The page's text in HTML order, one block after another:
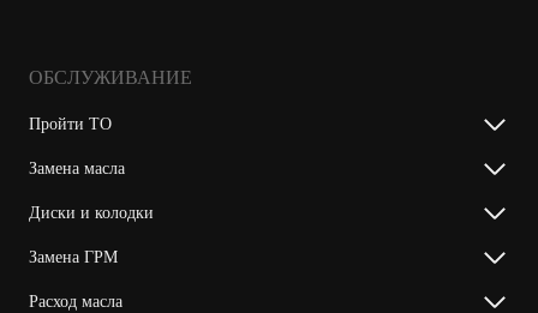
ОБСЛУЖИВАНИЕ
Пройти ТО
Замена масла
Диски и колодки
Замена ГРМ
Расход масла